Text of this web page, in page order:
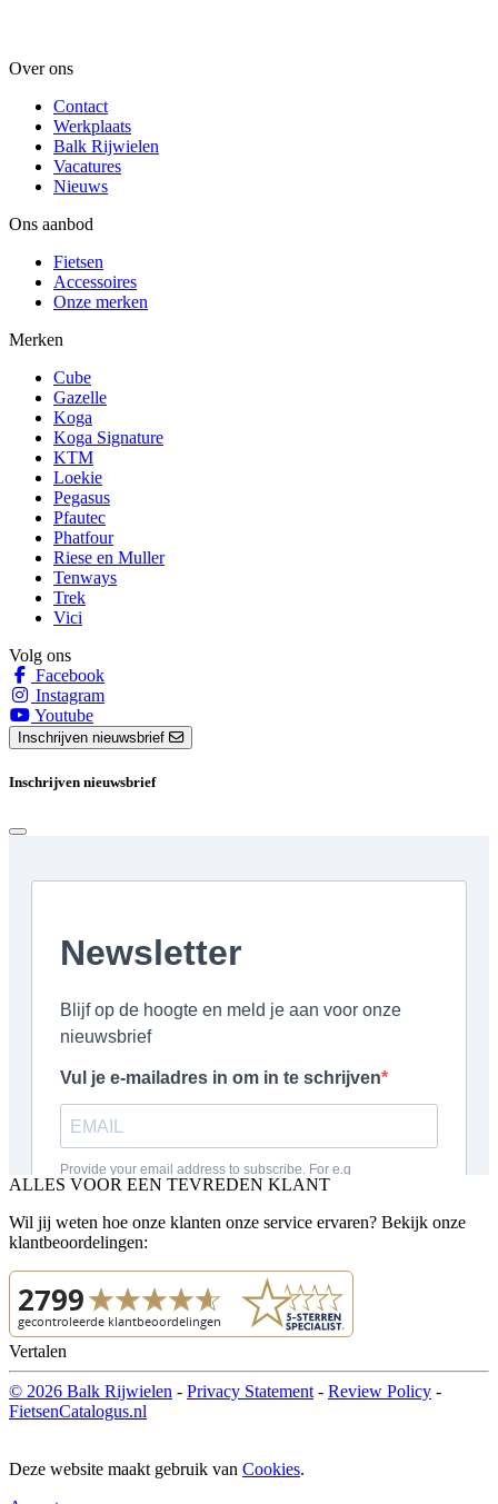
Over ons
Contact
Werkplaats
Balk Rijwielen
Vacatures
Nieuws
Ons aanbod
Fietsen
Accessoires
Onze merken
Merken
Cube
Gazelle
Koga
Koga Signature
KTM
Loekie
Pegasus
Pfautec
Phatfour
Riese en Muller
Tenways
Trek
Vici
Volg ons
Facebook
Instagram
Youtube
Inschrijven nieuwsbrief
Inschrijven nieuwsbrief
ALLES VOOR EEN TEVREDEN KLANT
Wil jij weten hoe onze klanten onze service ervaren? Bekijk onze
klantbeoordelingen:
Vertalen
© 2026 Balk Rijwielen - Privacy Statement - Review Policy -
FietsenCatalogus.nl
Deze website maakt gebruik van Cookies.